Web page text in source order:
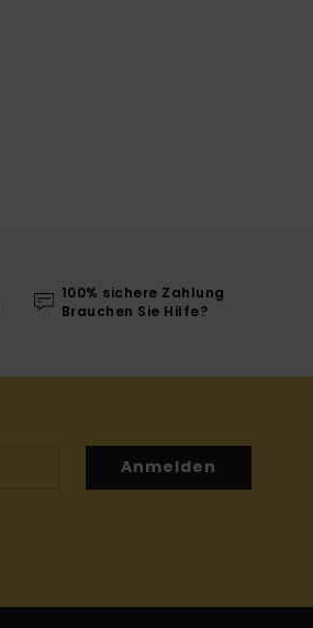
100% sichere Zahlung
Brauchen Sie Hilfe?
Anmelden